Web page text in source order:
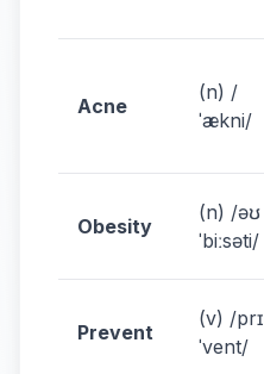
Acne
(n) /
ˈækni/
Obesity
(n) /əʊ
ˈbiːsəti/
Prevent
(v) /prɪ
ˈvent/